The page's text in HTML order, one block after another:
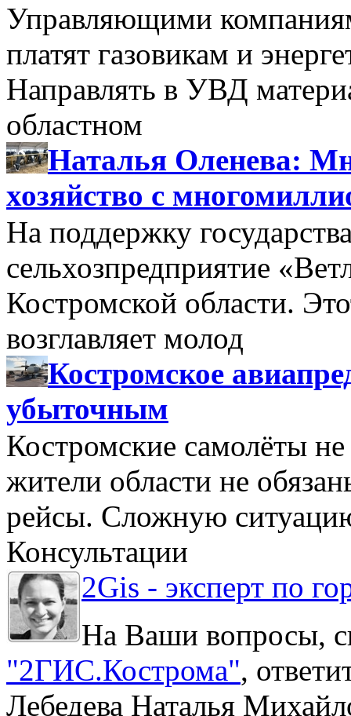
Управляющими
платят газовикам и
Направлять в УВД
областном
Наталья Оленева:
хозяйство с
На поддержку
сельхозпредприятие
Костромской области.
возглавляет молод
Костромское
убыточным
Костромские самолёты
жители области не
рейсы. Сложную
Консультации
2Gis - эксперт по
На Ваши вопросы,
"2ГИС.Кострома",
Лебедева Наталья